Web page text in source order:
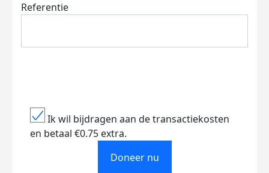
Referentie
Ik wil bijdragen aan de transactiekosten
en betaal €0.75 extra.
Doneer nu